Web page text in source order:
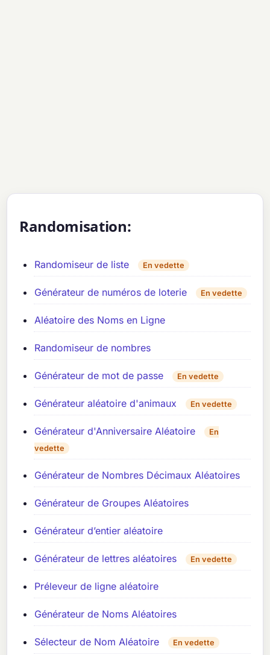
Randomisation:
Randomiseur de liste En vedette
Générateur de numéros de loterie En vedette
Aléatoire des Noms en Ligne
Randomiseur de nombres
Générateur de mot de passe En vedette
Générateur aléatoire d'animaux En vedette
Générateur d'Anniversaire Aléatoire
En
vedette
Générateur de Nombres Décimaux Aléatoires
Générateur de Groupes Aléatoires
Générateur d’entier aléatoire
Générateur de lettres aléatoires En vedette
Préleveur de ligne aléatoire
Générateur de Noms Aléatoires
Sélecteur de Nom Aléatoire En vedette